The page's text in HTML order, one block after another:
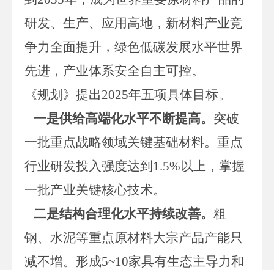
研发、生产、应用高地，新材料产业竞
争力全面提升，绿色低碳发展水平世界
先进，产业体系安全自主可控。
《规划》提出2025年五项具体目标。
一是供给高端化水平不断提高。 突破
一批重点战略领域关键基础材料。重点
行业研发投入强度达到 1.5%以上，掌握
一批产业关键核心技术。
二是结构合理化水平持续改善。 粗
钢、水泥等重点原材料大宗产品产能只
减不增。形成5~10家具有生态主导力和